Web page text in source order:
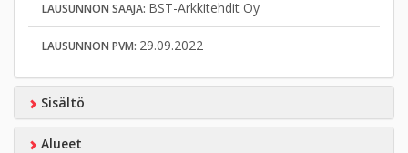
LAUSUNNON SAAJA: BST-Arkkitehdit Oy
LAUSUNNON PVM: 29.09.2022
Sisältö
Alueet